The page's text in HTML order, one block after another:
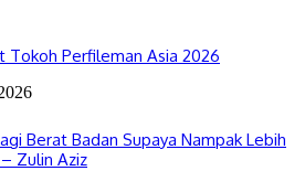
Tokoh Perfileman Asia 2026
Berat Badan Supaya Nampak Lebih
Zulin Aziz